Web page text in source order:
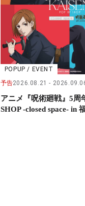
POPUP / EVENT
予告2026.08.21
アニメ『呪術廻戦』5周
SHOP -closed space- in